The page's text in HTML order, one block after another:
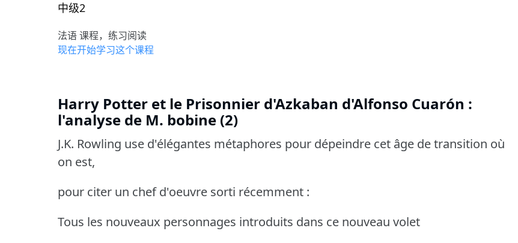
中级2
法语 课程，练习阅读
现在开始学习这个课程
Harry Potter et le Prisonnier d'Azkaban d'Alfonso Cuarón :
l'analyse de M. bobine (2)
J.K. Rowling use d'élégantes métaphores pour dépeindre cet âge de transition où
on est,
pour citer un chef d'oeuvre sorti récemment :
Tous les nouveaux personnages introduits dans ce nouveau volet